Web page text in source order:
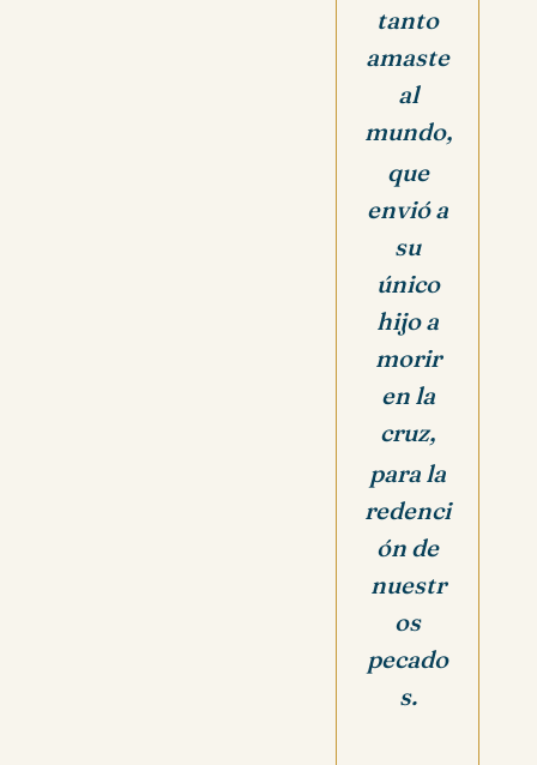
tanto
amaste
al
mundo,
que
envió a
su
único
hijo a
morir
en la
cruz,
para la
redenci
ón de
nuestr
os
pecado
s.